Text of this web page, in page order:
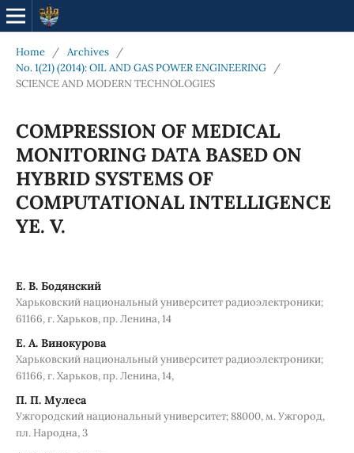
Home / Archives
/
No. 1(21) (2014): OIL AND GAS POWER ENGINEERING
/
SCIENCE AND MODERN TECHNOLOGIES
COMPRESSION OF MEDICAL
MONITORING DATA BASED ON
HYBRID SYSTEMS OF
COMPUTATIONAL INTELLIGENCE
YE. V.
Е. В. Бодянский
Харьковский национальный университет радиоэлектроники;
61166, г. Харьков, пр. Ленина, 14
Е. А. Винокурова
Харьковский национальный университет радиоэлектроники;
61166, г. Харьков, пр. Ленина, 14,
П. П. Мулеса
Ужгородский национальный университет; 88000, м. Ужгород,
пл. Народна, 3